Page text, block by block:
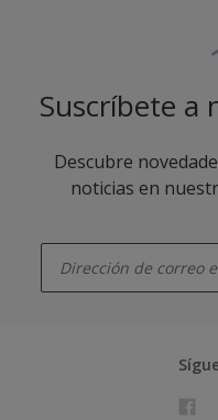
Suscríbete a
Descubre
noticias en